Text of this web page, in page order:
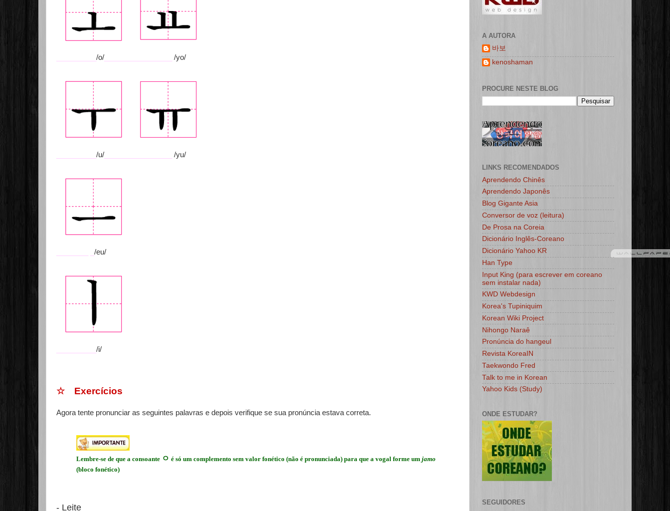
/o/ /yo/
/u/ /yu/
/eu/
/i/
☆ Exercícios
Agora tente pronunciar as seguintes palavras e depois verifique se sua pronúncia estava correta.
Lembre-se de que a consoante ㅇ é só um complemento sem valor fonético (não é pronunciada) para que a vogal forme um jamo
(bloco fonético)
- Leite
A AUTORA
바보
kenoshaman
PROCURE NESTE BLOG
LINKS RECOMENDADOS
Aprendendo Chinês
Aprendendo Japonês
Blog Gigante Asia
Conversor de voz (leitura)
De Prosa na Coreia
Dicionário Inglês-Coreano
Dicionário Yahoo KR
Han Type
Input King (para escrever em coreano
sem instalar nada)
KWD Webdesign
Korea's Tupiniquim
Korean Wiki Project
Nihongo Naraê
Pronúncia do hangeul
Revista KoreaIN
Taekwondo Fred
Talk to me in Korean
Yahoo Kids (Study)
ONDE ESTUDAR?
SEGUIDORES